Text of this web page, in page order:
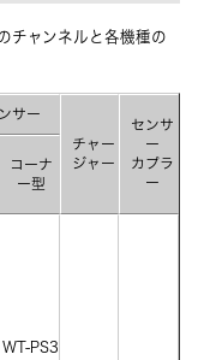
チャンネルと各機種の
サー
チャー
ジャー
センサ
ー
カプラ
ー
コーナ
ー型
WT-PS3